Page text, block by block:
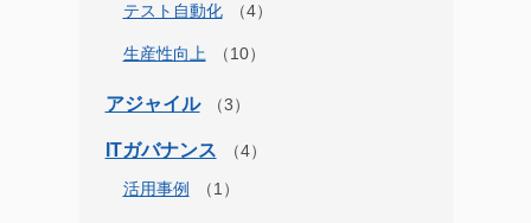
テスト自動化
生産性向上
アジャイル
ITガバナンス
活用事例